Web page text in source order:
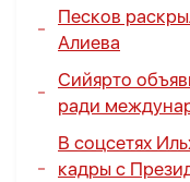
Песков
Алиева
Сийярто
ради
В соцсетях
кадры с